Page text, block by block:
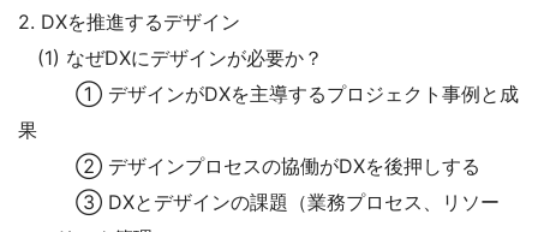
2. DXを推進するデザイン
(1) なぜDXにデザインが必要か？
① デザインがDXを主導するプロジェクト事例と成
果
② デザインプロセスの協働がDXを後押しする
③ DXとデザインの課題（業務プロセス、リソー